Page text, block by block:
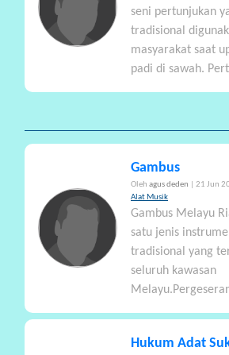
seni pertunjukan
tradisional
masyarakat saat
padi di sawah.
Gambus
Oleh agus deden
| 21 Jun
Alat Musik
Gambus Melayu
satu jenis
tradisional yang
seluruh kawasan
Hukum Adat